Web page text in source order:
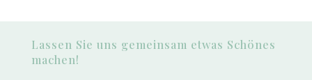
Lassen Sie uns gemeinsam etwas Schönes
machen!